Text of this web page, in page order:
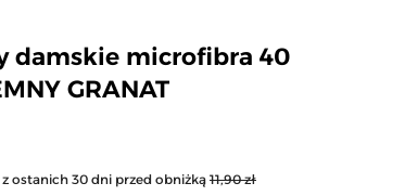
damskie microfibra 40
GRANAT
z ostanich 30 dni przed obniżką 11,90 zł